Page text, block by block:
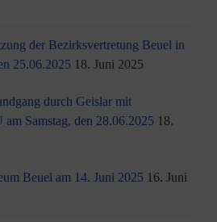
der Bezirksvertretung Beuel in
25.06.2025 18. Juni 2025
durch Geislar mit
Samstag, den 28.06.2025 18.
Beuel am 14. Juni 2025 16. Juni